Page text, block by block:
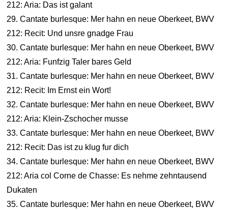
212: Aria: Das ist galant
29. Cantate burlesque: Mer hahn en neue Oberkeet, BWV
212: Recit: Und unsre gnadge Frau
30. Cantate burlesque: Mer hahn en neue Oberkeet, BWV
212: Aria: Funfzig Taler bares Geld
31. Cantate burlesque: Mer hahn en neue Oberkeet, BWV
212: Recit: Im Ernst ein Wort!
32. Cantate burlesque: Mer hahn en neue Oberkeet, BWV
212: Aria: Klein-Zschocher musse
33. Cantate burlesque: Mer hahn en neue Oberkeet, BWV
212: Recit: Das ist zu klug fur dich
34. Cantate burlesque: Mer hahn en neue Oberkeet, BWV
212: Aria col Corne de Chasse: Es nehme zehntausend
Dukaten
35. Cantate burlesque: Mer hahn en neue Oberkeet, BWV